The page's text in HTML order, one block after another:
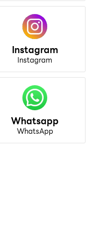
Instagram
Instagram
Whatsapp
WhatsApp